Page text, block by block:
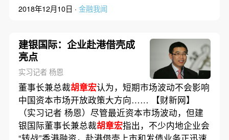
2018年12月10日 · 金融我闻
建银国际：企业赴港借壳成
亮点
实习记者 杨恩
董事长兼总裁胡章宏认为，短期市场波动不会影响
中国资本市场开放政策大方向…… 【财新网】
（实习记者 杨恩）尽管最近资本市场波动，但建
银国际董事长兼总裁胡章宏指出，不少内地企业会